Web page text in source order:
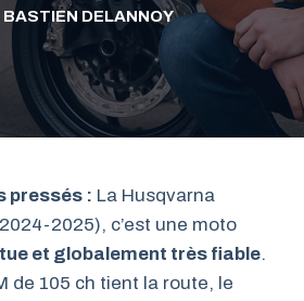
BASTIEN DELANNOY
pressés : La Husqvarna
2025), c’est une moto
et globalement très fiable.
de 105 ch tient la route, le